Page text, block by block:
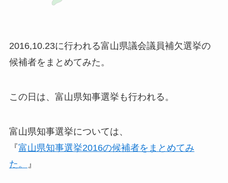
2016,10.23に行われる富山県議会議員補欠選挙の
候補者をまとめてみた。
この日は、富山県知事選挙も行われる。
富山県知事選挙については、
『富山県知事選挙2016の候補者をまとめてみ
た。
』